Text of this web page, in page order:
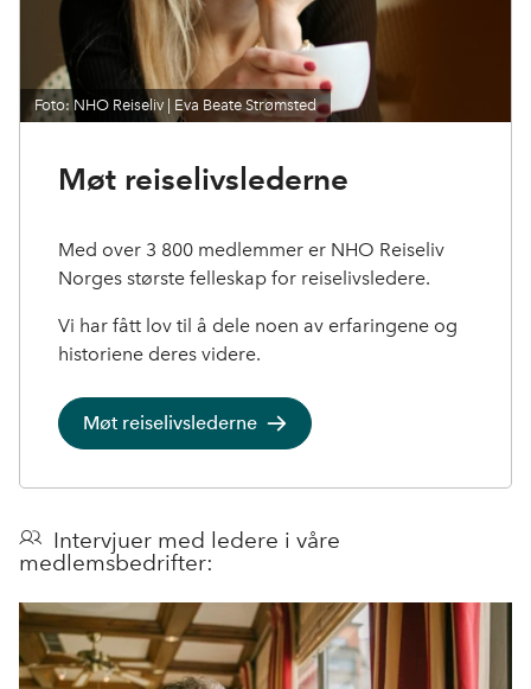
Foto: NHO Reiseliv | Eva Beate Strømsted
Møt reiselivslederne
Med over 3 800 medlemmer er NHO Reiseliv
Norges største felleskap for reiselivsledere.
Vi har fått lov til å dele noen av erfaringene og
historiene deres videre.
Møt reiselivslederne
Intervjuer med ledere i våre
medlemsbedrifter: